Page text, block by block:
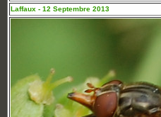
Laffaux - 12 Septembre 2013